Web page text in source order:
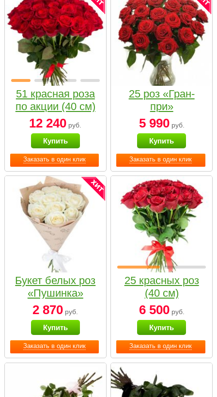
Заказать в один клик
51 красная роза
по акции (40 см)
12 240 руб.
Купить
Заказать в один клик
25 роз «Гран-
при»
5 990руб.
Купить
Заказать в один клик
Букет белых роз
«Пушинка»
2 870 руб.
Купить
Заказать в один клик
25 красных роз
(40 см)
6 500руб.
Купить